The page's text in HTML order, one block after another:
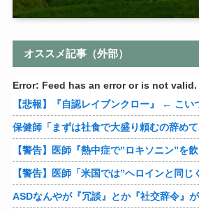
オススメ記事（外部）
Error: Feed has an error or is not valid.